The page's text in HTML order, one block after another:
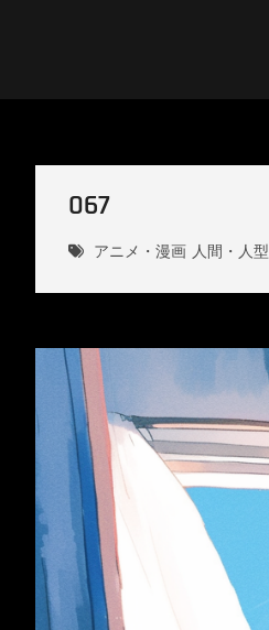
067
アニメ・漫画 人間・人型